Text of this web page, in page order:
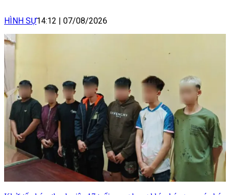
HÌNH SỰ14:12 07/08/2026